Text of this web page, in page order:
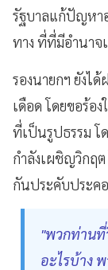
รัฐบาลแก้ปัญหา
ทาง ที่ที่มีอำนาจ
รองนายกฯ ยังไ
เดือด โดยขอร้อ
ที่เป็นรูปธรรม โ
กำลังเผชิญวิกฤ
กันประคับประค
"พวกท่านที่
อะไรบ้าง